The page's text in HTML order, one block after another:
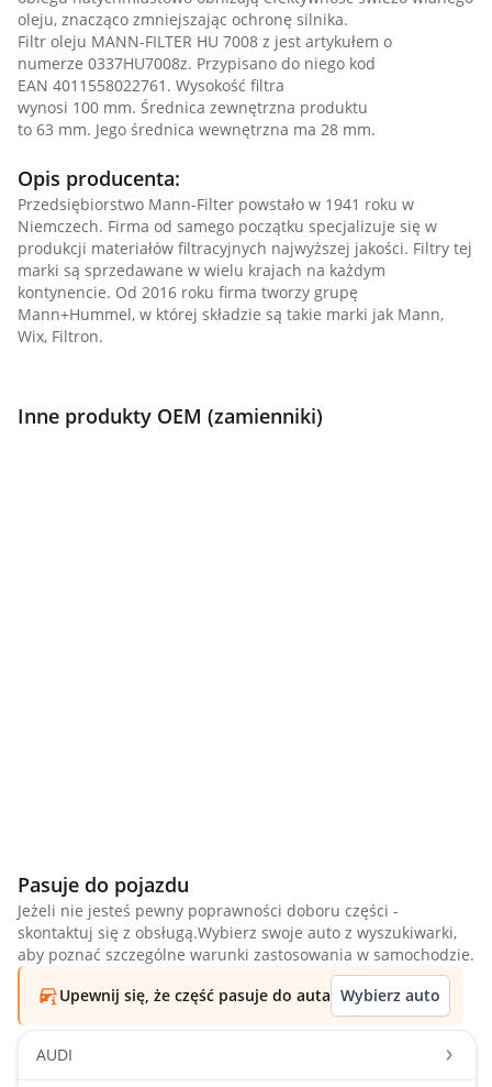
oleju, znacząco zmniejszając ochronę silnika.
Filtr oleju MANN-FILTER HU 7008 z jest artykułem o
numerze 0337HU7008z. Przypisano do niego kod
EAN 4011558022761. Wysokość filtra
wynosi 100 mm. Średnica zewnętrzna produktu
to 63 mm. Jego średnica wewnętrzna ma 28 mm.
Opis producenta:
Przedsiębiorstwo Mann-Filter powstało w 1941 roku w
Niemczech. Firma od samego początku specjalizuje się w
produkcji materiałów filtracyjnych najwyższej jakości. Filtry tej
marki są sprzedawane w wielu krajach na każdym
kontynencie. Od 2016 roku firma tworzy grupę
Mann+Hummel, w której składzie są takie marki jak Mann,
Wix, Filtron.
Inne produkty OEM (zamienniki)
Pasuje do pojazdu
Jeżeli nie jesteś pewny poprawności doboru części -
skontaktuj się z obsługą.Wybierz swoje auto z wyszukiwarki,
aby poznać szczególne warunki zastosowania w samochodzie.
Upewnij się, że część pasuje do auta Wybierz auto
AUDI